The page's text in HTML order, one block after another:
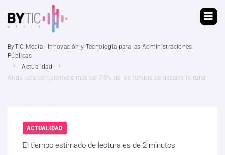
ByTIC Media | Innovación y Tecnología para las Administraciones
Públicas
Actualidad
Andalucía compromete más del 75% de los fondos de desarrollo rural
ACTUALIDAD
El tiempo estimado de lectura es de 2 minutos